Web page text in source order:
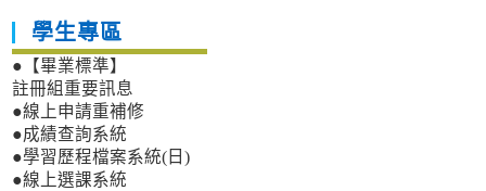
學生專區
●【畢業標準】
註冊組重要訊息
●線上申請重補修
●成績查詢系統
●學習歷程檔案系統(日)
●線上選課系統